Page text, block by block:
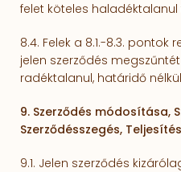
felet köteles haladéktalanul
8.4. Felek a 8.1.-8.3. pontok
jelen szerződés
radéktalanul, határidő
9. Szerződés módosítása,
Szerződésszegés, Teljesítés
9.1. Jelen szerződés